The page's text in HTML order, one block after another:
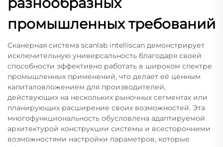
промышленных требований
Сканерная система scanlab intelliscan демонстрирует
исключительную универсальность благодаря своей
способности эффективно работать в широком спектре
промышленных применений, что делает её ценным
капиталовложением для производителей,
действующих на нескольких рыночных сегментах или
планирующих расширение своих возможностей. Эта
многофункциональность обусловлена адаптируемой
архитектурой конструкции системы и всесторонними
возможностями настройки параметров, которые